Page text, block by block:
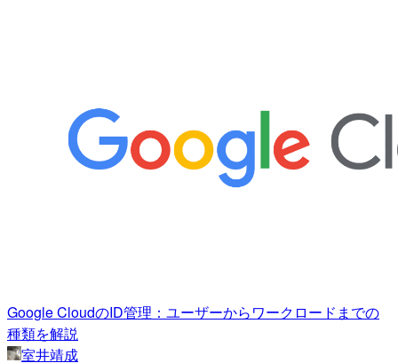
Google CloudのID管理：ユーザーからワークロードまでの
種類を解説
室井靖成